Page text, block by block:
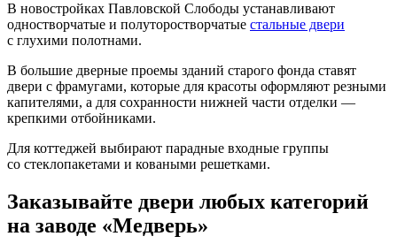
В новостройках Павловской Слободы устанавливают
одностворчатые и полуторостворчатые стальные двери
с глухими полотнами.
В большие дверные проемы зданий старого фонда ставят
двери с фрамугами, которые для красоты оформляют резными
капителями, а для сохранности нижней части отделки —
крепкими отбойниками.
Для коттеджей выбирают парадные входные группы
со стеклопакетами и коваными решетками.
Заказывайте двери любых категорий
на заводе «Медверь»